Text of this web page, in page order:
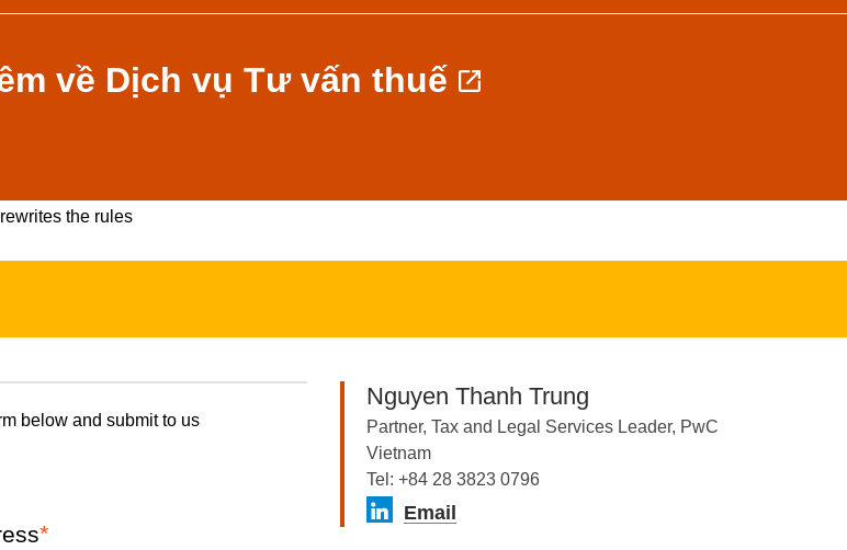
về Dịch vụ Tư vấn thuế
the rules
below and submit to us
*
Nguyen Thanh Trung
Partner, Tax and Legal Services Leader, PwC
Vietnam
Tel: +84 28 3823 0796
Email